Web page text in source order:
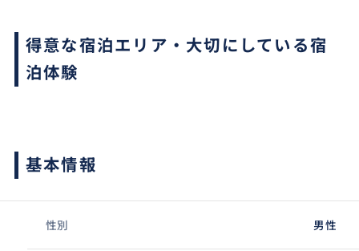
得意な宿泊エリア・大切にしている宿
泊体験
基本情報
性別 男性